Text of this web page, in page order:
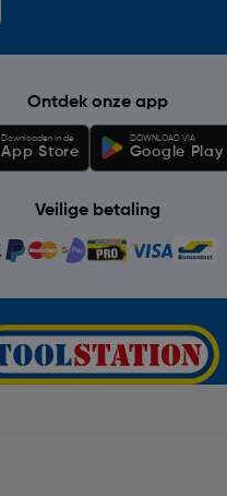
Ontdek onze app
Downloaden in de
App Store
DOWNLOAD VIA
Google Play
Veilige betaling